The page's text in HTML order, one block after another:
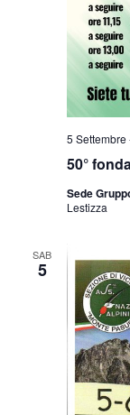
50°
5 Settembre
Sede
Lestizza
SAB
5